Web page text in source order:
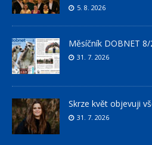
5. 8. 2026
Měsíčník DOBNET 8/
31. 7. 2026
Skrze květ objevuji
31. 7. 2026